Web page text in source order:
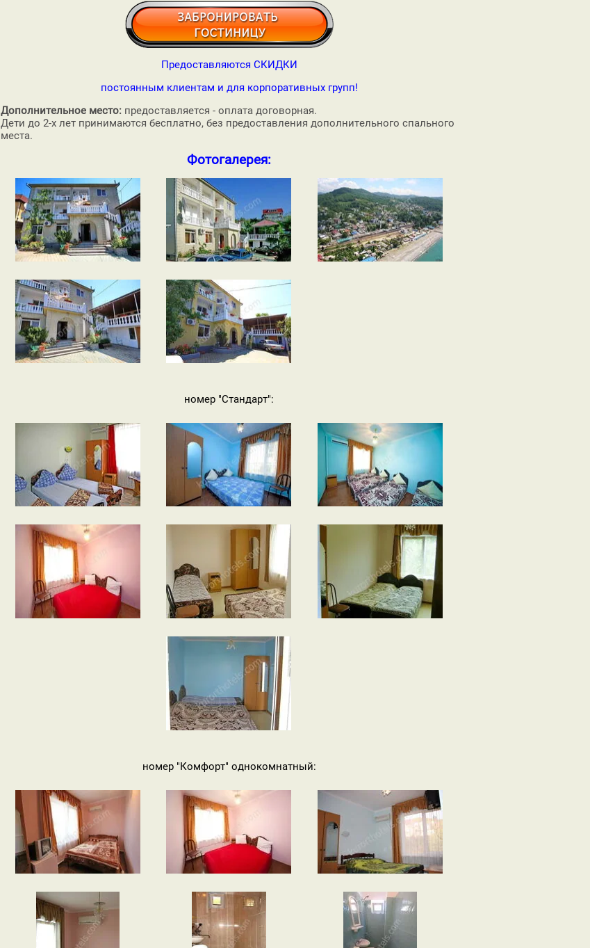
Предоставляются СКИДКИ
постоянным клиентам и для корпоративных групп!
Дополнительное место: предоставляется - оплата договорная.
Дети до 2-х лет принимаются бесплатно, без предоставления дополнительного спального
места.
Фотогалерея:
номер "Стандарт":
номер "Комфорт" однокомнатный: